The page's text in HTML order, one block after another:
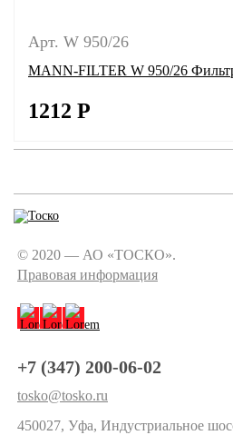
Арт. W 950/26
MANN-FILTER W 950/26
1212 Р
© 2020 — АО «ТОСКО».
Правовая информация
+7 (347) 200-06-02
tosko@tosko.ru
450027, Уфа, Индустриальное